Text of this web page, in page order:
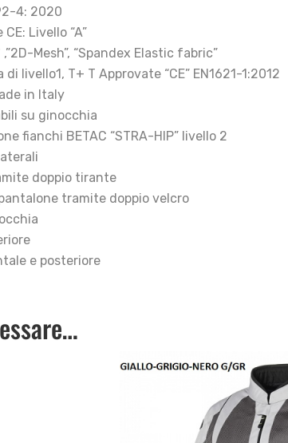
4: 2020
Livello “A”
Mesh”, “Spandex Elastic fabric”
livello1, T+ T Approvate “CE” EN1621-1:2012
in Italy
su ginocchia
fianchi BETAC “STRA-HIP” livello 2
doppio tirante
tramite doppio velcro
e posteriore